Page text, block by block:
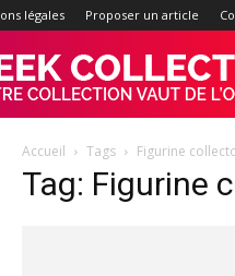
légales Proposer un article
Accueil Tags Figurine
Tag: Figurine